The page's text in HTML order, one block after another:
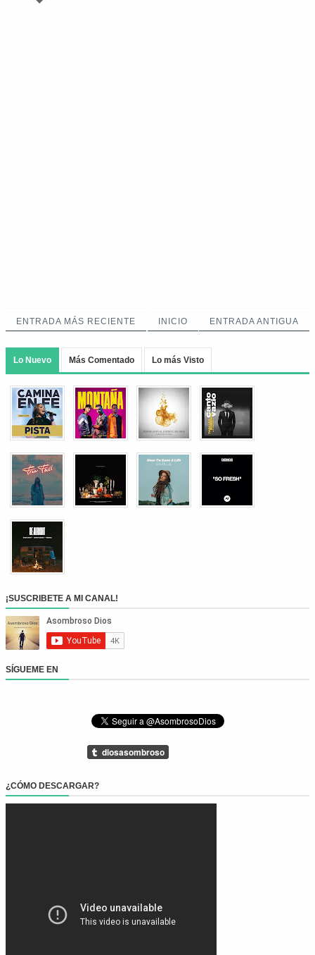
ENTRADA MÁS RECIENTE ENTRADA ANTIGUA
INICIO
Lo Nuevo Más Comentado Lo más Visto
¡SUSCRIBETE A MI CANAL!
SÍGUEME EN
¿CÓMO DESCARGAR?